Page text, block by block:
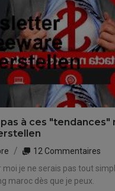
à ces
12 Commentaires
moi je ne serais pas tout
maroc dès que je peux.